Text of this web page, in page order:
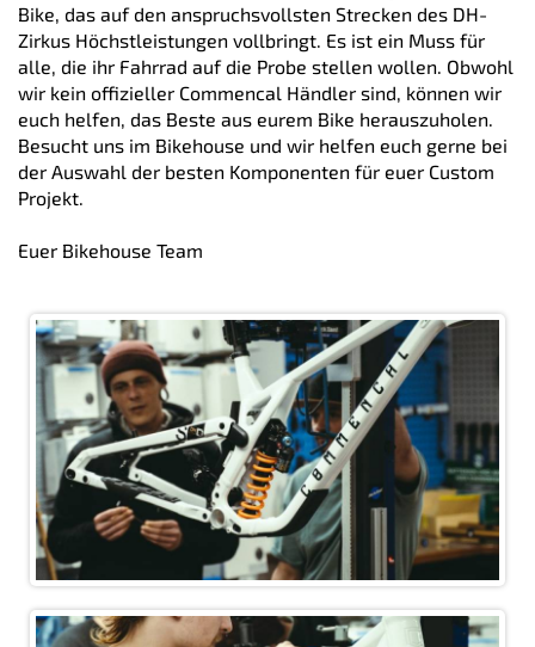
Bike, das auf den anspruchsvollsten Strecken des DH-
Zirkus Höchstleistungen vollbringt. Es ist ein Muss für
alle, die ihr Fahrrad auf die Probe stellen wollen. Obwohl
wir kein offizieller Commencal Händler sind, können wir
euch helfen, das Beste aus eurem Bike herauszuholen.
Besucht uns im Bikehouse und wir helfen euch gerne bei
der Auswahl der besten Komponenten für euer Custom
Projekt.
Euer Bikehouse Team